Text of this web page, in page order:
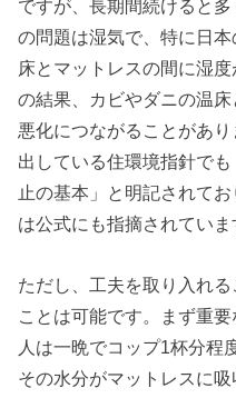
ですが、長期間続けると
の問題は湿気で、特に日
床とマットレスの間に湿
の結果、カビやダニの温
悪化につながることがあ
出している住環境指針で
止の基本」と明記されて
は公式にも指摘されていま
ただし、工夫を取り入れ
ことは可能です。まず重
人は一晩でコップ1杯分程
その水分がマットレスに